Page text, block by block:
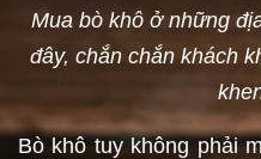
Mua bò khô ở những
đây, chắn chắn khách
Bò khô tuy không phải